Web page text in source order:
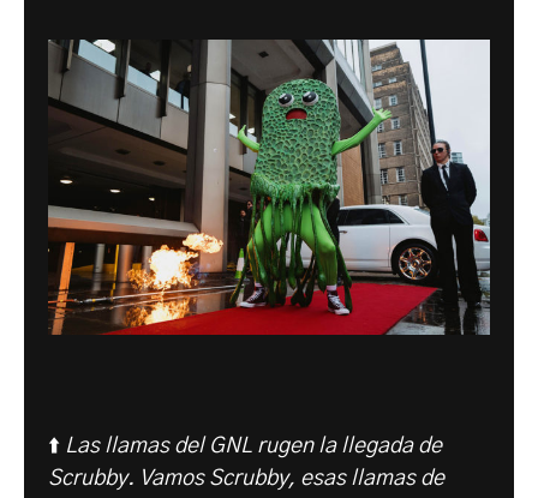
⬆️ Las llamas del GNL rugen la llegada de
Scrubby. Vamos Scrubby, esas llamas de